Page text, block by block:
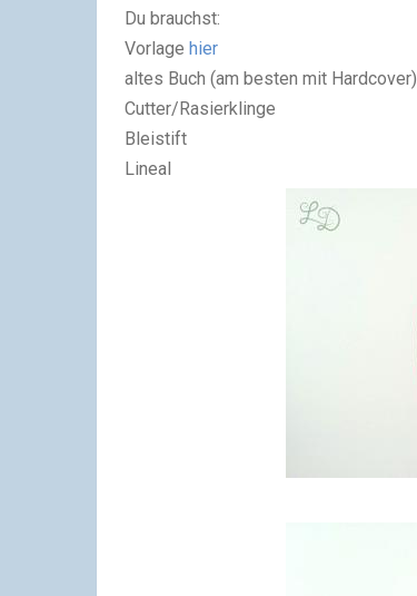
Du brauchst:
Vorlage hier
altes Buch (am besten mit Hardcover)
Cutter/Rasierklinge
Bleistift
Lineal